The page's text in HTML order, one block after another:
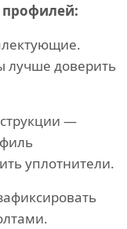
лучше доверить
—
уплотнители.